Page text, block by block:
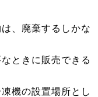
、廃棄するしかな
ときに販売できる
機の設置場所とし